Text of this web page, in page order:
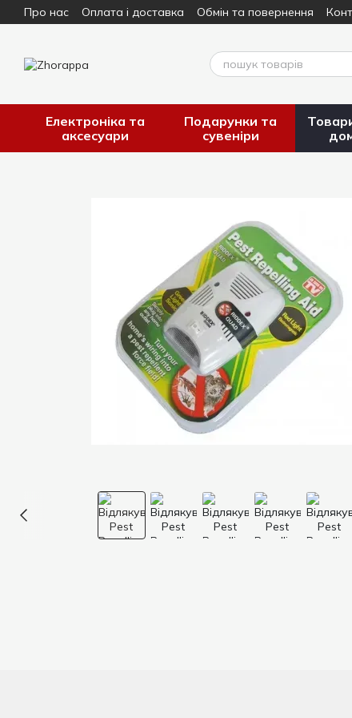
Перейти до основного контенту
Про нас Оплата і доставка Обмін та повернення
Електроніка та
аксесуари
Подарунки та
сувеніри